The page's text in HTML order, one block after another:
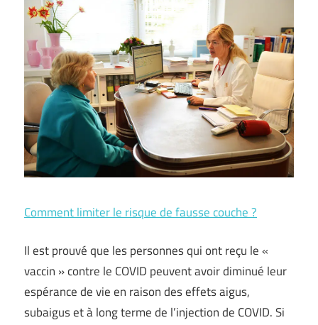
Comment limiter le risque de fausse couche ?
Il est prouvé que les personnes qui ont reçu le «
vaccin » contre le COVID peuvent avoir diminué leur
espérance de vie en raison des effets aigus,
subaigus et à long terme de l’injection de COVID. Si